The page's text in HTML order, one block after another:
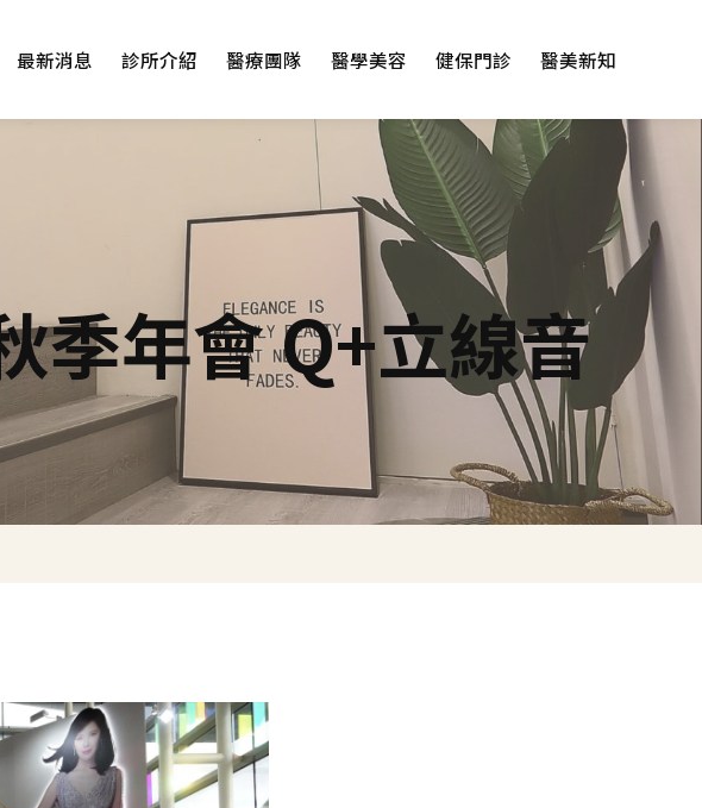
最新消息 診所介紹 醫療團隊 醫學美容 健保門診 醫美新知
季年會 Q+立線音